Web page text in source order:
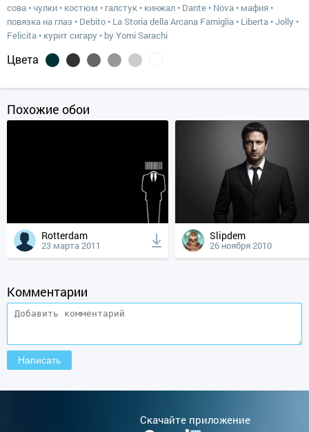
сова •чулки • костюм • галстук • кинжал • Dante • Nova • мафия •
повязка на глаз • Debito • La Storia della Arcana Famiglia • Liberta •Jolly •
Felicita • курит сигару • by Yomi Sarachi
Цвета
Похожие обои
Rotterdam
23 марта 2011
Slipdem
26 ноября 2010
Комментарии
Cкачайте приложение